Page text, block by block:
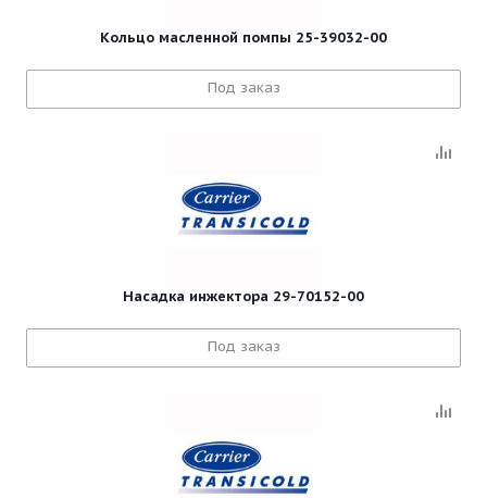
Кольцо масленной помпы 25-39032-00
Под заказ
Насадка инжектора 29-70152-00
Под заказ